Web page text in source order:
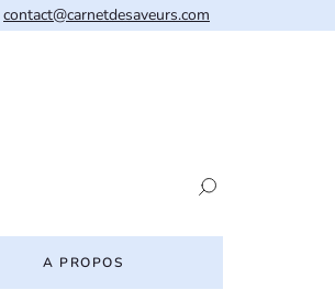
contact@carnetdesaveurs.com
A PROPOS